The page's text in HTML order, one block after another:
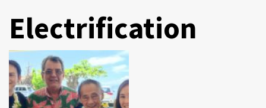
Electrification